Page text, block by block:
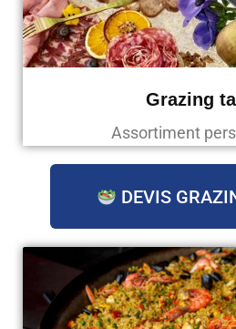
Grazing
Assortiment
DEVIS